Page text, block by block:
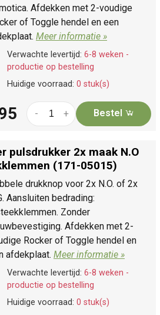
Afdekken met 2-voudige
of Toggle hendel en een
Meer informatie »
Verwachte levertijd: 6-8 weken -
productie op bestelling
Huidige voorraad: 0 stuk(s)
+
- Bestel
pulsdrukker 2x maak N.O
(171-05015)
drukknop voor 2x N.O. of 2x
Aansluiten bedrading:
Zonder
Afdekken met 2-
Rocker of Toggle hendel en
afdekplaat. Meer informatie »
Verwachte levertijd: 6-8 weken -
productie op bestelling
Huidige voorraad: 0 stuk(s)